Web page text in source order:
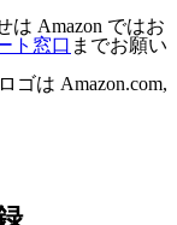
は Amazon ではお
ト窓口 までお願い
ゴは Amazon.com,